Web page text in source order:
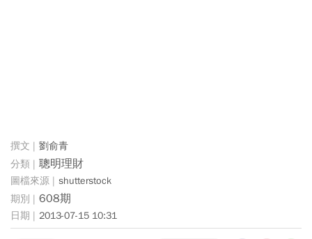
劉俞青
聰明理財
shutterstock
608期
2013-07-15 10:31